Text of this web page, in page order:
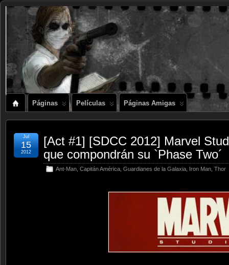
Páginas Películas Páginas Amigas
[Act #1] [SDCC 2012] Marvel
que compondrán su `Phase Two´
Ant-Man Capitán América Guardianes de la Galaxia Iron Man Thor
Jul
15
2012